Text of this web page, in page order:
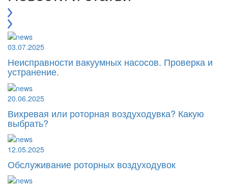
03.07.2025
Неисправности вакуумных насосов. Проверка и
устранение.
20.06.2025
Вихревая или роторная воздуходувка? Какую
выбрать?
12.05.2025
Обслуживание роторных воздуходувок